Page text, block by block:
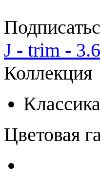
J - trim -
Коллекция
Классика
Цветовая